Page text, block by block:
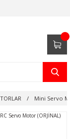
Mini Servo